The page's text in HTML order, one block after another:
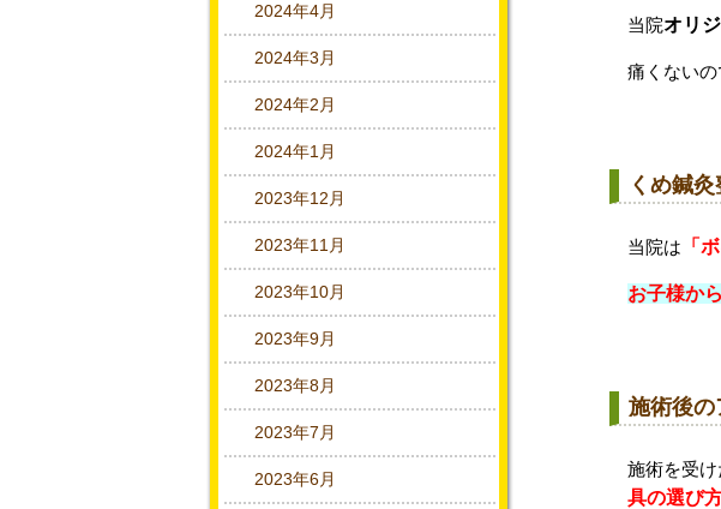
当院オリ
痛くないの
くめ鍼
当院は 「
お子様か
施術後の
施術を受け
具の選び
2024年4月
2024年3月
2024年2月
2024年1月
2023年12月
2023年11月
2023年10月
2023年9月
2023年8月
2023年7月
2023年6月